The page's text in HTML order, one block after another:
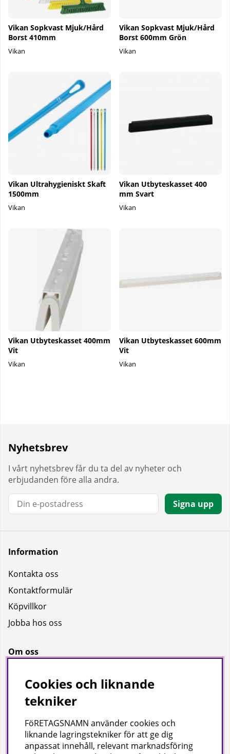
Vikan Sopkvast Mjuk/Hård
Borst 410mm
Vikan
Vikan Sopkvast Mjuk/Hård
Borst 600mm Grön
Vikan
Vikan Ultrahygieniskt Skaft
1500mm
Vikan
Vikan Utbyteskasset 400
mm Svart
Vikan
Vikan Utbyteskasset 400mm
Vit
Vikan
Vikan Utbyteskasset 600mm
Vit
Vikan
Nyhetsbrev
I vårt nyhetsbrev får du ta del av nyheter och
erbjudanden före alla andra.
E-post:
Signa upp
Information
Kontakta oss
Kontaktformulär
Köpvillkor
Jobba hos oss
Om oss
Bransch
Kataloger
Företagsuppgifter
Cookies och liknande
tekniker
FöRETAGSNAMN använder cookies och
liknande lagringstekniker för att ge dig
anpassat innehåll, relevant marknadsföring